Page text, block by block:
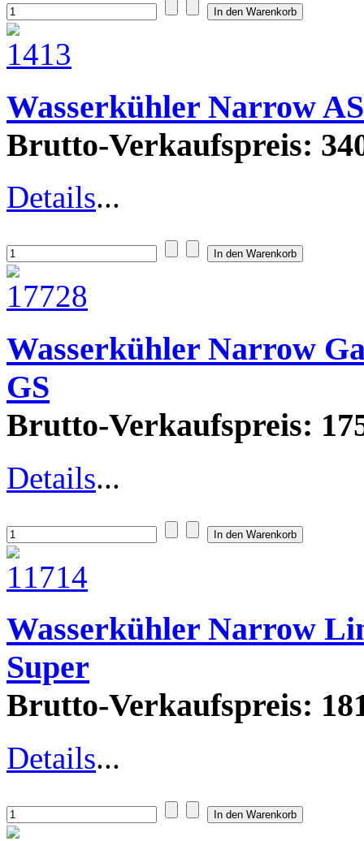
Wasserkühler Narrow
Brutto-Verkaufspreis:
Details...
Wasserkühler Narrow
GS
Brutto-Verkaufspreis:
Details...
Wasserkühler Narrow
Super
Brutto-Verkaufspreis:
Details...